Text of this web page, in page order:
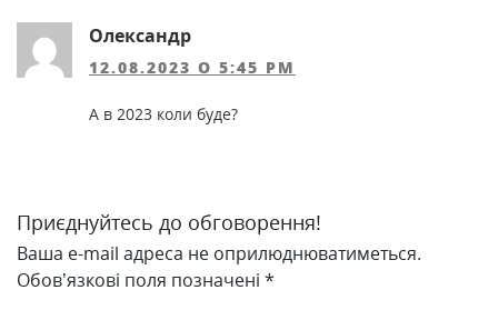
Олександр
12.08.2023 О 5:45 PM
А в 2023 коли буде?
Приєднуйтесь до обговорення!
Ваша e-mail адреса не оприлюднюватиметься.
Обов’язкові поля позначені *